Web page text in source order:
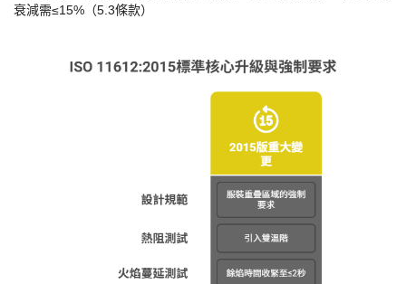
衰減需≤15%（5.3條款）